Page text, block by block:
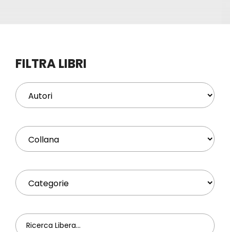
Profilo
FILTRA LIBRI